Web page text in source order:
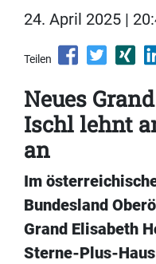
24. April 2025 |
Teilen
Neues
Ischl lehnt
an
Im
Bundesland
Grand Elisabeth
Sterne-Plus-